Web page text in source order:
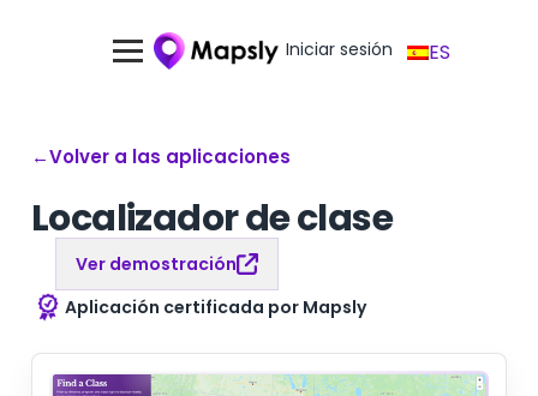
Iniciar sesión ES
←Volver a las aplicaciones
Localizador de clase
Ver demostración
Aplicación certificada por Mapsly